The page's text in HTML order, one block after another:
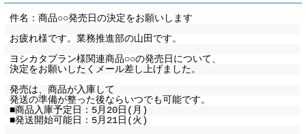
件名：商品○○発売日の決定をお願いします
お疲れ様です。業務推進部の山田です。
ヨシカタプラン様関連商品○○の発売日について、
決定をお願いしたくメール差し上げました。
発売は、商品が入庫して
発送の準備が整った後ならいつでも可能です。
■商品入庫予定日：5月20日(月)
■発送開始可能日：5月21日(火)